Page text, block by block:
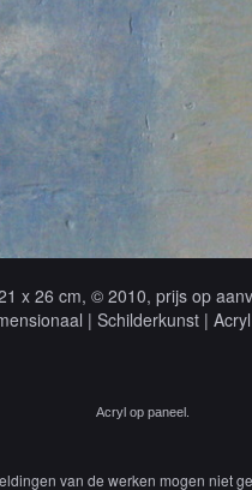
x 26 cm, © 2010, prijs op
| Schilderkunst |
Acryl op paneel.
van de werken mogen niet